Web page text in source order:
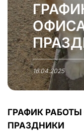
16.04.2025
ГРАФИК
ПРАЗДНИКИ